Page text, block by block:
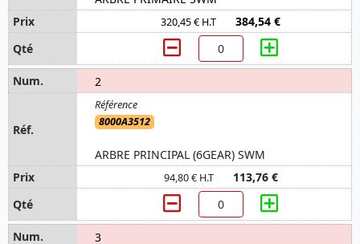
320,45 € H.T 384,54 €
2
8000A3512
ARBRE PRINCIPAL (6GEAR) SWM
94,80 € H.T 113,76 €
3